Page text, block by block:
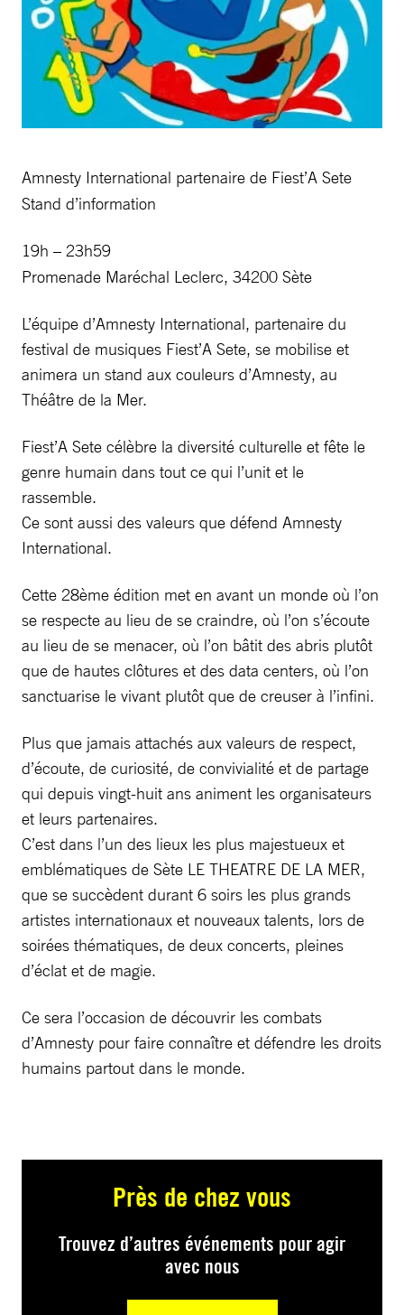
Amnesty International partenaire de Fiest’A Sete
Stand d’information
19h – 23h59
Promenade Maréchal Leclerc, 34200 Sète
L’équipe d’Amnesty International, partenaire du
festival de musiques Fiest’A Sete, se mobilise et
animera un stand aux couleurs d’Amnesty, au
Théâtre de la Mer.
Fiest’A Sete célèbre la diversité culturelle et fête le
genre humain dans tout ce qui l’unit et le
rassemble.
Ce sont aussi des valeurs que défend Amnesty
International.
Cette 28ème édition met en avant un monde où l’on
se respecte au lieu de se craindre, où l’on s’écoute
au lieu de se menacer, où l’on bâtit des abris plutôt
que de hautes clôtures et des data centers, où l’on
sanctuarise le vivant plutôt que de creuser à l’infini.
Plus que jamais attachés aux valeurs de respect,
d’écoute, de curiosité, de convivialité et de partage
qui depuis vingt-huit ans animent les organisateurs
et leurs partenaires.
C’est dans l’un des lieux les plus majestueux et
emblématiques de Sète LE THEATRE DE LA MER,
que se succèdent durant 6 soirs les plus grands
artistes internationaux et nouveaux talents, lors de
soirées thématiques, de deux concerts, pleines
d’éclat et de magie.
Ce sera l’occasion de découvrir les combats
d’Amnesty pour faire connaître et défendre les droits
humains partout dans le monde.
Près de chez vous
Trouvez d’autres événements pour agir
avec nous